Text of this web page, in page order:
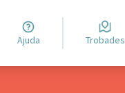
Ajuda Trobades